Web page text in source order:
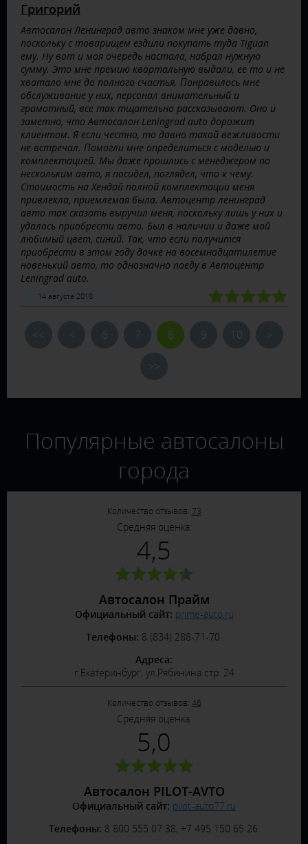
Григорий
Автосалон Ленинград авто знаком мне уже давно,
поскольку с товарищем ездили покупать туда Tiguan
ему. Ну вот и моя очередь настала, набрал нужную
сумму. Это мне премию квартальную выдали, ее то и не
хватало мне до полного счастья. Понравилось мне
обслуживание у них, персонал внимательный и
грамотный, все так тщательно рассказывают. Оно и
заметно, что Автосалон Leningrad auto дорожит
клиентом. Я если честно, то давно такой вежливости
не встречал. Помогли мне определиться с моделью и
комплектацией. Мы даже прошлись с менеджером по
нескольким авто, я посидел, поглядел, что к чему.
Стоимость на Хендай полной комплектации меня
привлекла, приемлемая была. Автоцентр ленинград
авто так сказать выручил меня, поскольку лишь у них и
удалось приобрести авто. Был в наличии и даже мой
любимый цвет, синий. Так, что если получится
приобрести в этом году дочке на восемнадцатилетие
новенький авто, то однозначно поеду в Автоцентр
Leningrad auto.
14 августа 2018
<< < 6 7 8 9 10 >
>>
Популярные автосалоны
города
Количество отзывов: 73
Средняя оценка:
4,5
Автосалон Прайм
Официальный сайт: prime-auto.ru
Телефоны: 8 (834) 288-71-70.
Адреса:
г.Екатеринбург, ул.Рябинина стр. 24
Количество отзывов: 46
Средняя оценка:
5,0
Автосалон PILOT-AVTO
Официальный сайт: pilot-auto77.ru
Телефоны: 8 800 555 07 38; +7 495 150 65 26.